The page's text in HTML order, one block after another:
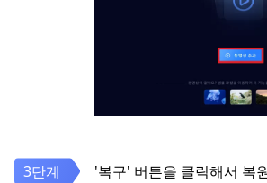
'복구' 버튼을 클릭해서 복